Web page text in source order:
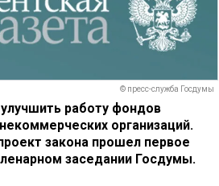
© пресс-служба Госдумы
работу фондов
организаций.
закона прошел первое
заседании Госдумы.